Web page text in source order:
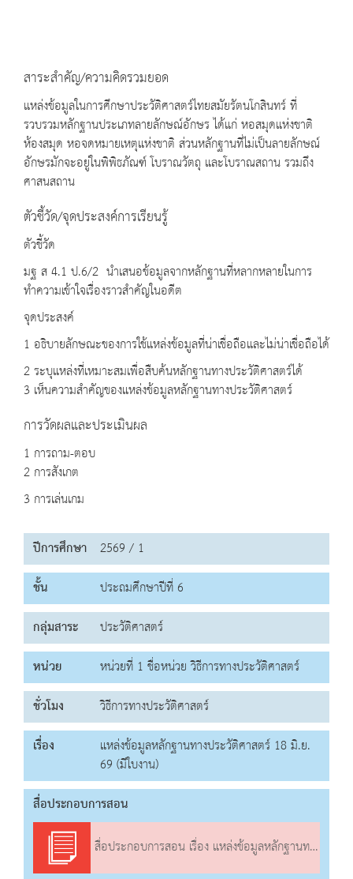
สาระสำคัญ/ความคิดรวมยอด
แหล่งข้อมูลในการศึกษาประวัติศาสตร์ไทยสมัยรัตนโกสินทร์ ที่
รวบรวมหลักฐานประเภทลายลักษณ์อักษร ได้แก่ หอสมุดแห่งชาติ
ห้องสมุด หอจดหมายเหตุแห่งชาติ ส่วนหลักฐานที่ไม่เป็นลายลักษณ์
อักษรมักจะอยู่ในพิพิธภัณฑ์ โบราณวัตถุ และโบราณสถาน รวมถึง
ศาสนสถาน
ตัวชี้วัด/จุดประสงค์การเรียนรู้
ตัวชี้วัด
มฐ ส 4.1 ป.6/2 นำเสนอข้อมูลจากหลักฐานที่หลากหลายในการ
ทำความเข้าใจเรื่องราวสำคัญในอดีต
จุดประสงค์
1 อธิบายลักษณะของการใช้แหล่งข้อมูลที่น่าเชื่อถือและไม่น่าเชื่อถือได้
2 ระบุแหล่งที่เหมาะสมเพื่อสืบค้นหลักฐานทางประวัติศาสตร์ได้
3 เห็นความสำคัญของแหล่งข้อมูลหลักฐานทางประวัติศาสตร์
การวัดผลและประเมินผล
1 การถาม-ตอบ
2 การสังเกต
3 การเล่นเกม
ปีการศึกษา 2569 / 1
ชั้น
ประถมศึกษาปีที่ 6
กลุ่มสาระ
ประวัติศาสตร์
หน่วย
หน่วยที่ 1 ชื่อหน่วย วิธีการทางประวัติศาสตร์
ชั่วโมง
วิธีการทางประวัติศาสตร์
เรื่อง
แหล่งข้อมูลหลักฐานทางประวัติศาสตร์ 18 มิ.ย.
69 (มีใบงาน)
สื่อประกอบการสอน
สื่อประกอบการสอน เรื่อง แหล่งข้อมูลหลักฐานทางประวัติศาสตร์